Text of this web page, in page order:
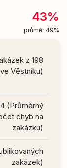
43%
průměr 49%
z 198
ve Věstníku)
(Průměrný
chyb na
zakázku)
zakázek)